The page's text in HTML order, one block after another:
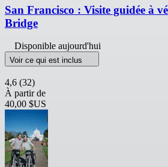
San Francisco : Visite guidée à
Bridge
Disponible aujourd'hui
Voir ce qui est inclus
4,6 (32)
À partir de
40,00 $US